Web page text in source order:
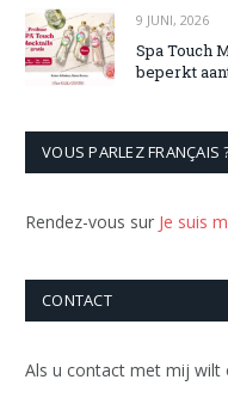
9 JUNI, 2026
Spa Touch
beperkt
VOUS PARLEZ FRANÇAIS
Rendez-vous sur Je suis
CONTACT
Als u contact met mij wilt